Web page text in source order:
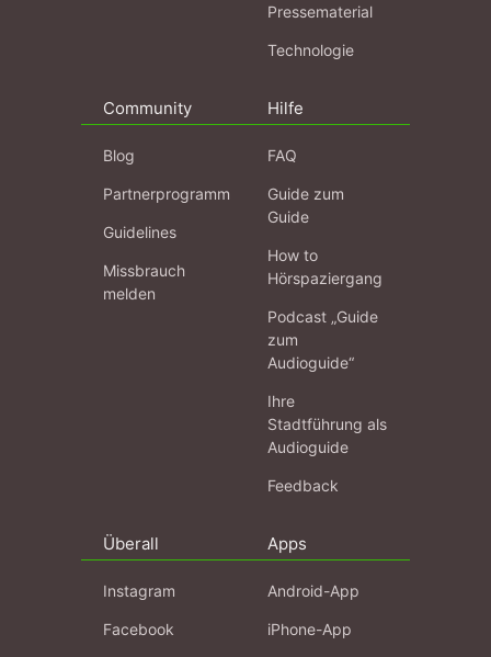
Pressematerial
Technologie
Community
Blog
Partnerprogramm
Guidelines
Missbrauch
melden
Hilfe
FAQ
Guide zum
Guide
How to
Hörspaziergang
Podcast „Guide
zum
Audioguide“
Ihre
Stadtführung als
Audioguide
Feedback
Überall
Instagram
Facebook
Apps
Android-App
iPhone-App